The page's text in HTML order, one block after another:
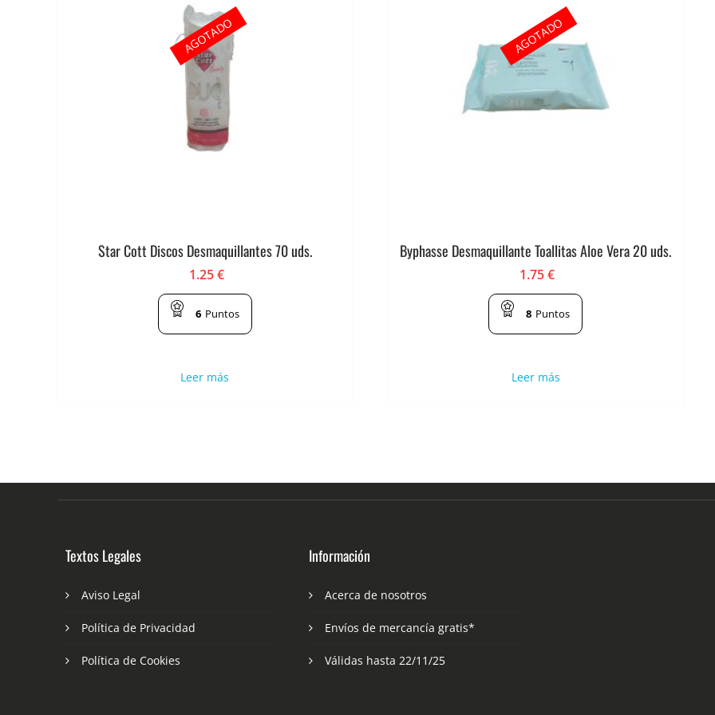
Star Cott Discos Desmaquillantes 70 uds.
1.25€
6 Puntos
Leer más
AGOTADO
Byphasse Desmaquillante Toallitas Aloe Vera 20 uds.
1.75€
8 Puntos
Leer más
AGOTADO
Textos Legales
Aviso Legal
Política de Privacidad
Política de Cookies
Información
Acerca de nosotros
Envíos de mercancía gratis*
Válidas hasta 22/11/25